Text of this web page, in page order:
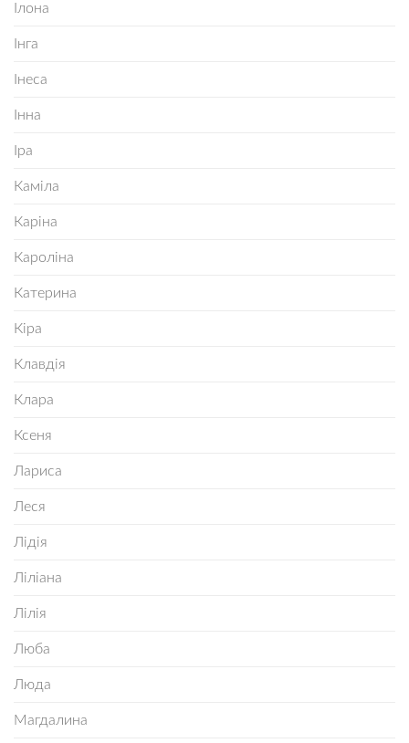
Ілона
Інга
Інеса
Інна
Іра
Каміла
Каріна
Кароліна
Катерина
Кіра
Клавдія
Клара
Ксеня
Лариса
Леся
Лідія
Ліліана
Лілія
Люба
Люда
Магдалина